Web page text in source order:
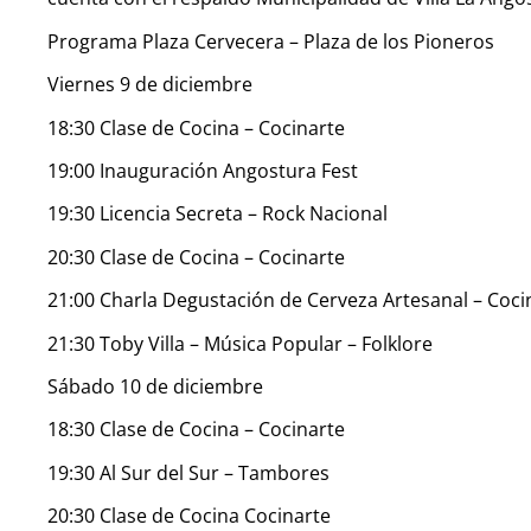
Programa Plaza Cervecera – Plaza de los Pioneros
Viernes 9 de diciembre
18:30 Clase de Cocina – Cocinarte
19:00 Inauguración Angostura Fest
19:30 Licencia Secreta – Rock Nacional
20:30 Clase de Cocina – Cocinarte
21:00 Charla Degustación de Cerveza Artesanal –
21:30 Toby Villa – Música Popular – Folklore
Sábado 10 de diciembre
18:30 Clase de Cocina – Cocinarte
19:30 Al Sur del Sur – Tambores
20:30 Clase de Cocina Cocinarte